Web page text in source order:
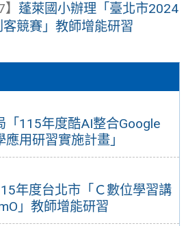
「115年度酷AI整合Google
用研習實施計畫」
年度台北市「Ｃ數位學習講
」教師增能研習
蓬萊國小辦理「臺北市2024
競賽」教師增能研習